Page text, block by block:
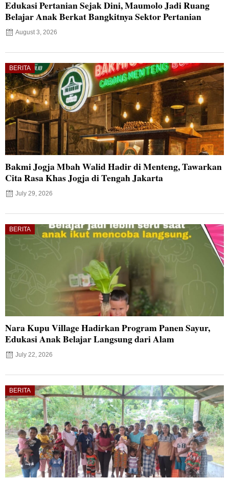
Edukasi Pertanian Sejak Dini, Maumolo Jadi Ruang
Belajar Anak Berkat Bangkitnya Sektor Pertanian
August 3, 2026
BERITA
Bakmi Jogja Mbah Walid Hadir di Menteng, Tawarkan
Cita Rasa Khas Jogja di Tengah Jakarta
July 29, 2026
BERITA
Nara Kupu Village Hadirkan Program Panen Sayur,
Edukasi Anak Belajar Langsung dari Alam
July 22, 2026
BERITA